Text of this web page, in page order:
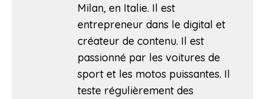
Milan, en Italie. Il est
entrepreneur dans le digital et
créateur de contenu. Il est
passionné par les voitures de
sport et les motos puissantes. Il
teste régulièrement des